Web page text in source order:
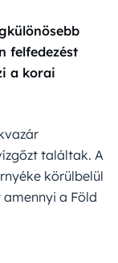
felfedezést
a korai
találtak. A
körülbelül
a Föld